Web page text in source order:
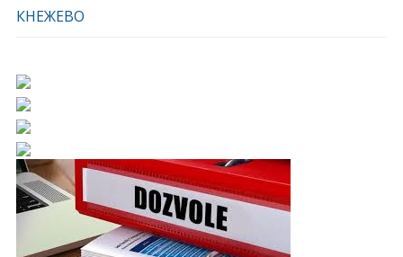
КНЕЖЕВО